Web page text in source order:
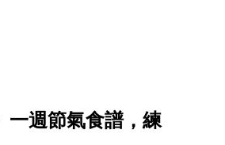
一週節氣食譜，練